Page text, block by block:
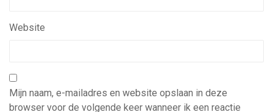
Website
Mijn naam, e-mailadres en website opslaan in deze
browser voor de volgende keer wanneer ik een reactie